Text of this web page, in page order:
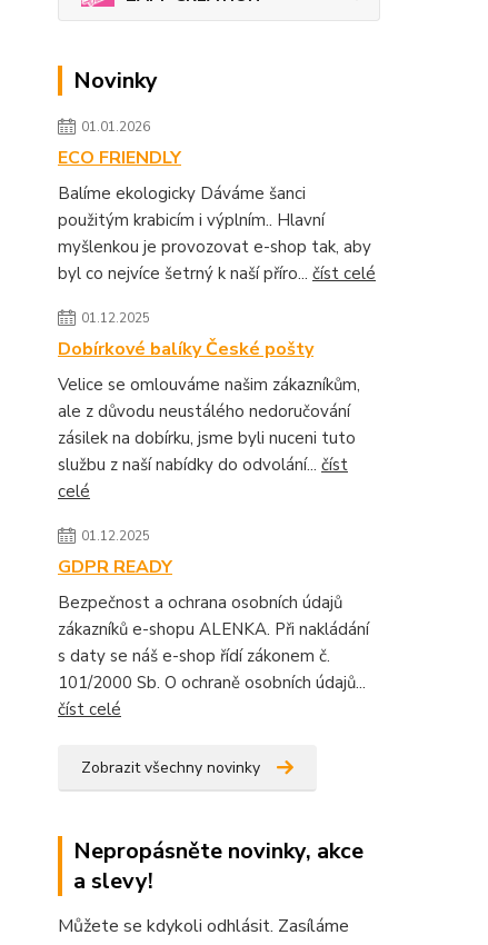
Novinky
01.01.2026
ECO FRIENDLY
Balíme ekologicky Dáváme šanci
použitým krabicím i výplním.. Hlavní
myšlenkou je provozovat e-shop tak, aby
byl co nejvíce šetrný k naší příro... číst celé
01.12.2025
Dobírkové balíky České pošty
Velice se omlouváme našim zákazníkům,
ale z důvodu neustálého nedoručování
zásilek na dobírku, jsme byli nuceni tuto
službu z naší nabídky do odvolání... číst
celé
01.12.2025
GDPR READY
Bezpečnost a ochrana osobních údajů
zákazníků e-shopu ALENKA. Při nakládání
s daty se náš e-shop řídí zákonem č.
101/2000 Sb. O ochraně osobních údajů...
číst celé
Zobrazit všechny novinky
Nepropásněte novinky, akce
a slevy!
Můžete se kdykoli odhlásit. Zasíláme